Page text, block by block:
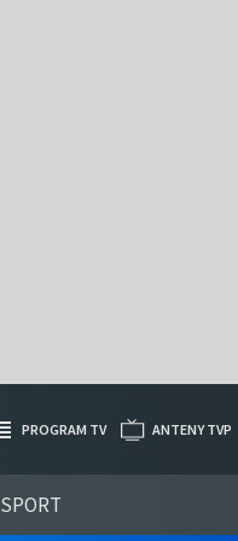
SPORT
PROGRAM TV ANTENY TVP